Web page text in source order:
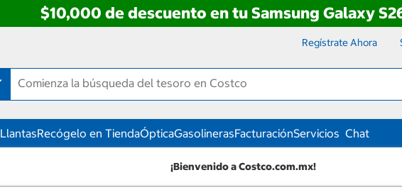
$10,000 de descuento en tu Samsung Galaxy
Regístrate Ahora
LlantasRecógelo en TiendaÓpticaGasolinerasFacturaciónServicios Chat
¡Bienvenido a Costco.com.mx!